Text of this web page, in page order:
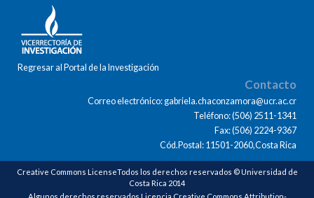
Regresar al Portal de la Investigación
Contacto
Correo electrónico: gabriela.chaconzamora@ucr.ac.cr
Teléfono: (506) 2511-1341
Fax: (506) 2224-9367
Cód.Postal: 11501-2060,Costa Rica
Creative Commons LicenseTodos los derechos reservados © Universidad de
Costa Rica 2014